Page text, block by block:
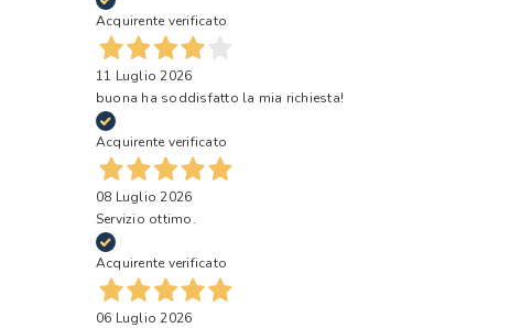
Acquirente verificato
11 Luglio 2026
buona ha soddisfatto la mia richiesta!
Acquirente verificato
08 Luglio 2026
Servizio ottimo.
Acquirente verificato
06 Luglio 2026